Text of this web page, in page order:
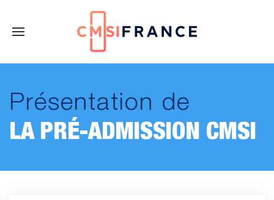
Présentation de
LA PRÉ-ADMISSION CMSI